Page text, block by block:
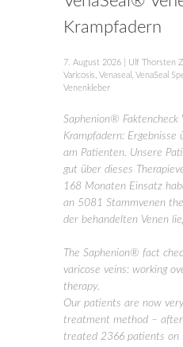
Krampfadern
7. August 2026 Ulf Thorsten
Varicosis, Venaseal , VenaSeal
Venenkleber
Saphenion®
Krampfadern:
am Patienten. Unsere
gut über dieses
168 Monaten Einsatz
an 5081 Stammvenen
der behandelten Venen
The Saphenion® fact
varicose veins: working
therapy.
Our patients are now
treatment method –
treated 2366 patients on